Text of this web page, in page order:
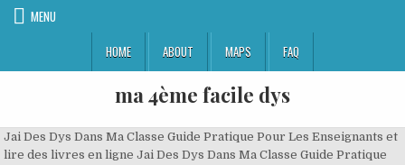
MENU
HOME
ABOUT MAPS FAQ
ma 4ème facile dys
Jai Des Dys Dans Ma Classe Guide Pratique Pour Les Enseignants et
lire des livres en ligne Jai Des Dys Dans Ma Classe Guide Pratique